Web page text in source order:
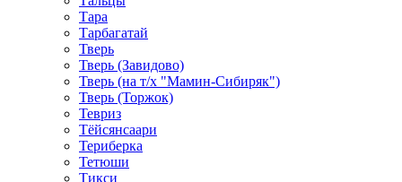
Тара
Тарбагатай
Тверь
Тверь (Завидово)
Тверь (на т/х "Мамин-Сибиряк")
Тверь (Торжок)
Тевриз
Тёйсянсаари
Териберка
Тетюши
Тикси